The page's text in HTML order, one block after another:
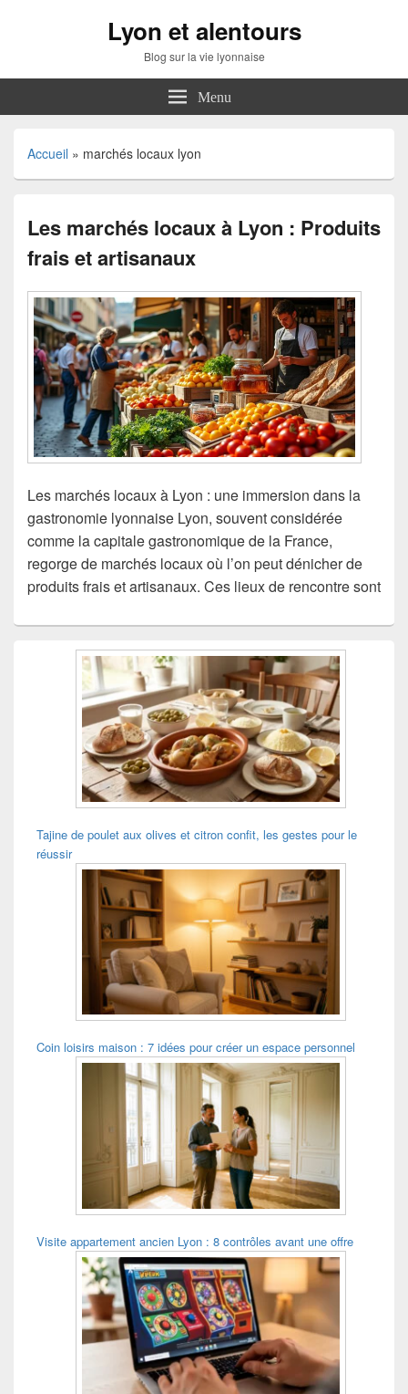
Lyon et alentours
Blog sur la vie lyonnaise
Menu
Accueil » marchés locaux lyon
Les marchés locaux à Lyon : Produits
frais et artisanaux
Les marchés locaux à Lyon : une immersion dans la
gastronomie lyonnaise Lyon, souvent considérée
comme la capitale gastronomique de la France,
regorge de marchés locaux où l’on peut dénicher de
produits frais et artisanaux. Ces lieux de rencontre sont
Tajine de poulet aux olives et citron confit, les gestes pour le
réussir
Coin loisirs maison : 7 idées pour créer un espace personnel
Visite appartement ancien Lyon : 8 contrôles avant une offre